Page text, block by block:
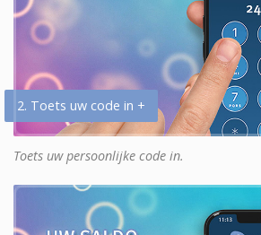
2. Toets uw code in +
Toets uw persoonlijke code in.